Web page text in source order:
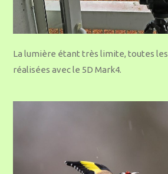
La lumière étant très limite, toutes
réalisées avec le 5D Mark4.